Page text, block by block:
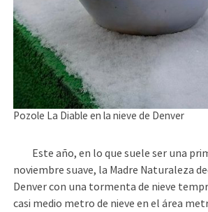
Pozole La Diable en la nieve de Denver
Este año, en lo que suele ser una
noviembre suave, la Madre Naturaleza
Denver con una tormenta de nieve
casi medio metro de nieve en el área